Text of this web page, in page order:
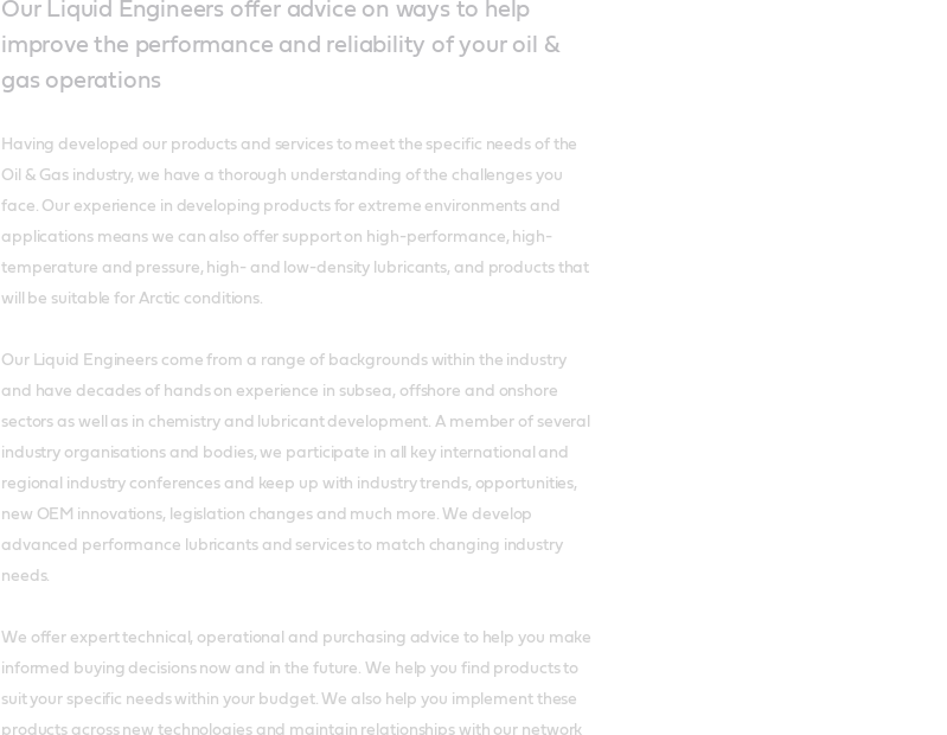
Our Liquid Engineers offer advice on ways to help
improve the performance and reliability of your oil &
gas operations
Having developed our products and services to meet the specific needs of the
Oil & Gas industry, we have a thorough understanding of the challenges you
face. Our experience in developing products for extreme environments and
applications means we can also offer support on high-performance, high-
temperature and pressure, high- and low-density lubricants, and products that
will be suitable for Arctic conditions.
Our Liquid Engineers come from a range of backgrounds within the industry
and have decades of hands on experience in subsea, offshore and onshore
sectors as well as in chemistry and lubricant development. A member of several
industry organisations and bodies, we participate in all key international and
regional industry conferences and keep up with industry trends, opportunities,
new OEM innovations, legislation changes and much more. We develop
advanced performance lubricants and services to match changing industry
needs.
We offer expert technical, operational and purchasing advice to help you make
informed buying decisions now and in the future. We help you find products to
suit your specific needs within your budget. We also help you implement these
products across new technologies and maintain relationships with our network